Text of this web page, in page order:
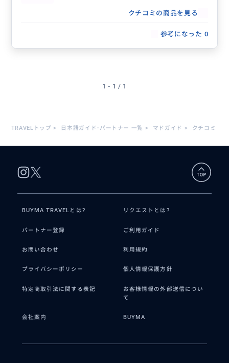
クチコミの商品を見る
参考になった 0
1 - 1 / 1
TRAVELトップ > 日本語ガイド･パートナー 一覧 > マドガイド > クチコミ
BUYMA TRAVELとは? リクエストとは?
パートナー登録 ご利用ガイド
お問い合わせ 利用規約
プライバシーポリシー 個人情報保護方針
特定商取引法に関する表記
お客様情報の外部送信につい
て
会社案内 BUYMA